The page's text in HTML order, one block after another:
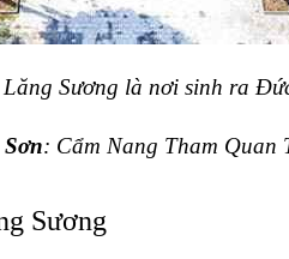
Lăng Sương là nơi sinh ra
: Cẩm Nang Tham Quan
Sương